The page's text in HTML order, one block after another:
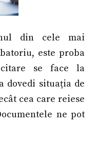
din cele mai
este proba
se face la
dovedi situația de
cea care reiese
ne pot